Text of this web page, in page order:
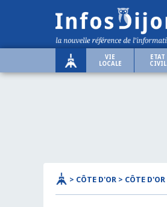
VIE
LOCALE
ETAT
CIVIL
> CÔTE D'OR > CÔTE D'OR